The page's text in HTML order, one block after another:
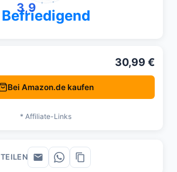
3,9
Befriedigend
30,99 €
Bei Amazon.de kaufen
* Affiliate-Links
TEILEN